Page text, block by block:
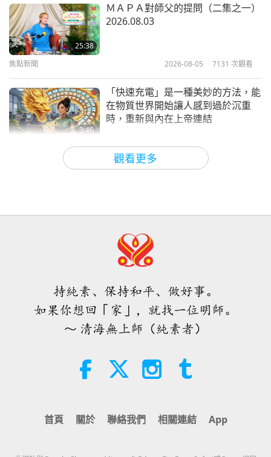
者和這名災民的家人，致上師父對他們的關心和慰
問。所有福爾摩沙小中心將齊心協力幫助在最需要幫
助地區的受災人們。我們感謝師父對災民從不間斷的
愛與關懷。我們也會為他們和他們的家人祈福。福爾
摩沙全體小中心/聯絡人
讀完這份報告後，我們摯愛的師父向所有受影響的災
不能減輕我太多的悲傷。我含淚為台灣（福爾摩
人員核銷或（和）提供。上帝保佑。願所有台灣（福
爾摩沙）人了解到這種物質生命短暫、稍縱即逝的本
質，並完全轉為純素者，朝向天堂境界的道路前進。
台灣（福爾摩沙）前養豬戶將農場轉
16:03
台灣（福爾摩沙）農民如何從畜牧養
殖轉型為糧食種植（二集之一）
2020-07-21
15:59
與美好祭儀
2020-11-11
來自天堂的信差：一隻西伯利亞小白
鶴如何改變台灣（福爾摩沙）（四集
地球：我們可愛的家 2019-05-13 10759
觀看更多
25:38
ＭＡＰＡ對師父的提問（二集之一）
2026.08.03
焦點新聞 2026-08-05 7131 次觀看
3:46
「快速充電」是一種美妙的方法，能
在物質世界開始讓人感到過於沉重
時，重新與內在上帝連結
2026-08-05
38:07
22:27
伊斯蘭的水資源道德觀：摘自《聖
智慧之語 2026-08-05 271
21:56
慣
月球：我們明亮的天體夥伴（二集之
持純素、保持和平、做好事。
如果你想回「家」，就找一位明師。
～ 清海無上師（純素者）
首頁 關於 聯絡我們 相關連結 App